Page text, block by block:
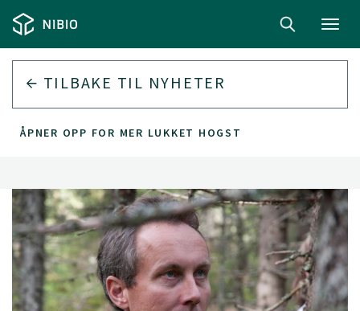
TILBAKE TIL NYHETER
ÅPNER OPP FOR MER LUKKET HOGST